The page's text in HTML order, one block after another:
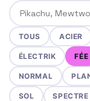
Rechercher un
TOUS ACIER
ÉLECTRIK FÉE
NORMAL
SOL SPECTRE